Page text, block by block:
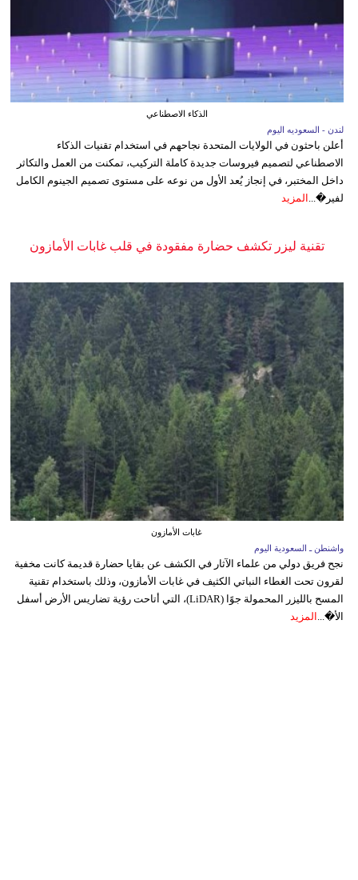
الذكاء الاصطناعي
لندن - السعوديه اليوم
أعلن باحثون في الولايات المتحدة نجاحهم في استخدام تقنيات الذكاء
الاصطناعي لتصميم فيروسات جديدة كاملة التركيب، تمكنت من العمل والتكاثر
داخل المختبر، في إنجاز يُعد الأول من نوعه على مستوى تصميم الجينوم الكامل
لفير�... المزيد
تقنية ليزر تكشف حضارة مفقودة في قلب غابات الأمازون
غابات الأمازون
واشنطن ـ السعودية اليوم
نجح فريق دولي من علماء الآثار في الكشف عن بقايا حضارة قديمة كانت مخفية
لقرون تحت الغطاء النباتي الكثيف في غابات الأمازون، وذلك باستخدام تقنية
المسح بالليزر المحمولة جوًا (LiDAR)، التي أتاحت رؤية تضاريس الأرض أسفل
الأ�... المزيد